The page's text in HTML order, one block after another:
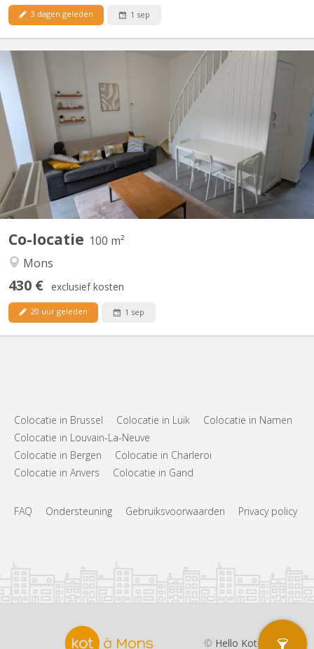
3 dagen geleden 1 sep
Co-locatie 100 m²
Mons
430 € exclusief kosten
20 uur geleden 1 sep
KM 2365
🏡 Maison entièrement rénovée et meublée à louer en colocation
– Mons 🏡 📍 Rue du Fisch Club, 7000 Mons ✨ La maison
comprend : 🛏️ 4 chambres entièrement meublées : • 3 chambres
à 430 €/mois + 60 € de charges • 1 chambre à 380 €/mois + 60 €
de charges 🛁 2 salles de bain 🚽 2 toilettes 🍽️ Cuisine...
Colocatie in Brussel Colocatie in Luik
Colocatie in Namen
Colocatie in Louvain-La-Neuve
Colocatie in Bergen
Colocatie in Charleroi
Colocatie in Anvers
Colocatie in Gand
FAQ Ondersteuning Gebruiksvoorwaarden Privacy policy
© Hello Kot